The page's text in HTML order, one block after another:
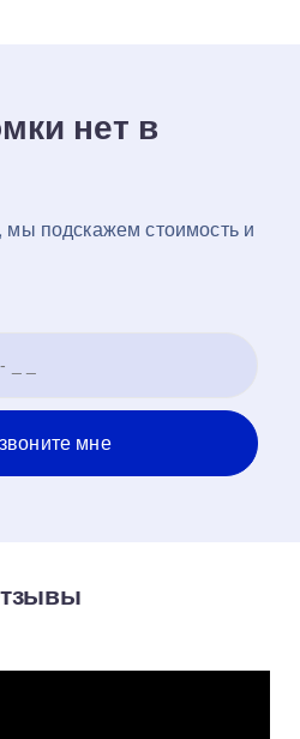
нет в
мы подскажем стоимость и